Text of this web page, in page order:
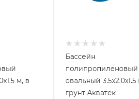
Бассейн
полипропиленовый
овальный 3.5х2.0х1.5 м, в
грунт Акватек